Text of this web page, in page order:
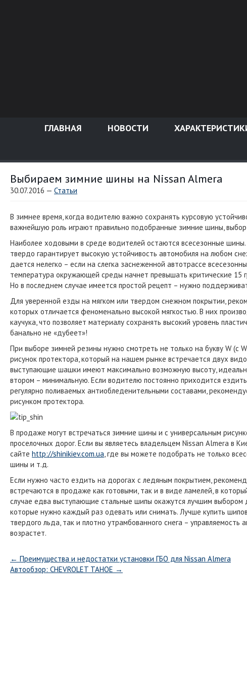
ГЛАВНАЯ НОВОСТИ
Выбираем зимние шины на Nissan Almera
30.07.2016 — Статьи
В зимнее время, когда водителю важно сохранять курсовую
важнейшую роль играют правильно подобранные зимние шины,
Наиболее ходовыми в среде водителей остаются всесезонные
твердо гарантирует высокую устойчивость автомобиля на любом
дается нелегко – если на слегка заснеженной автотрассе
температура окружающей среды начнет превышать критические 15
Но в последнем случае имеется простой рецепт – нужно
Для уверенной езды на мягком или твердом снежном покрытии,
которых отличается феноменально высокой мягкостью. В них
каучука, что позволяет материалу сохранять высокий уровень
банально не «дубеет»!
При выборе зимней резины нужно смотреть не только на букву W (с
рисунок протектора, который на нашем рынке встречается двух
выступающие шашки имеют максимально возможную высоту,
втором – минимальную. Если водителю постоянно приходится
регулярно поливаемых антиобледенительными составами,
рисунком протектора.
В продаже могут встречаться зимние шины и с универсальным
проселочных дорог. Если вы являетесь владельцем Nissan Almera в
сайте http://shinikiev.com.ua, где вы можете подобрать не только
шины и т.д.
Если нужно часто ездить на дорогах с ледяным покрытием,
встречаются в продаже как готовыми, так и в виде ламелей, в
случае едва выступающие стальные шипы окажутся лучшим
которые нужно каждый раз одевать или снимать. Лучше купить
твердого льда, так и плотно утрамбованного снега –
возрастет.
← Преимущества и недостатки установки ГБО для Nissan Almera
Автообзор: СHEVROLET TAHOE →